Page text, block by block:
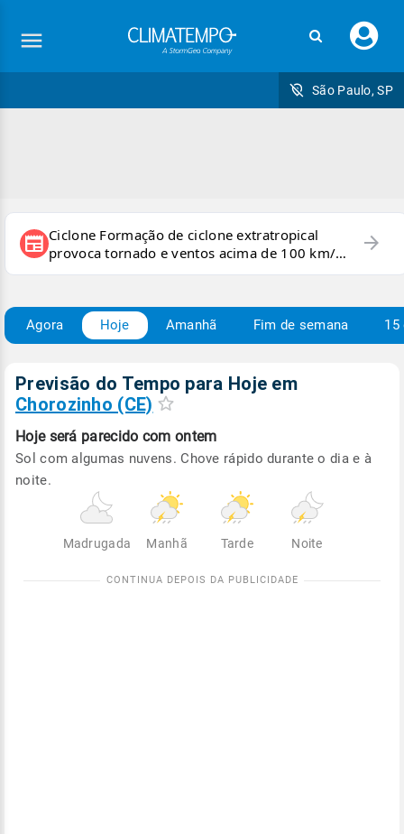
seu
São Paulo, SP
newspaper Ciclone Formação de ciclone extratropical
provoca tornado e ventos acima de 100 km/h
no RS
arrow_forward
Agora Hoje Amanhã Fim de semana 15
Previsão do Tempo para Hoje em
Chorozinho (CE)
Hoje será parecido com ontem
Sol com algumas nuvens. Chove rápido durante o dia e à
noite.
Madrugada Manhã Tarde Noite